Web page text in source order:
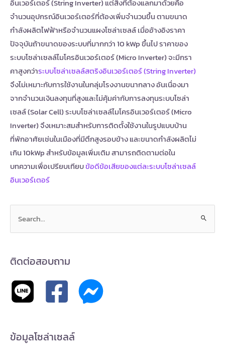
อินเวอร์เตอร์ (String Inverter) แต่สิ่งที่ต้องแลกมาด้วยคือ
จำนวนอุปกรณ์อินเวอร์เตอร์ที่ต้องเพิ่มจำนวนขึ้น ตามขนาด
กำลังผลิตไฟฟ้าหรือจำนวนแผงโซล่าเซลล์ เมื่ออ้างอิงราคา
ปัจจุบันถ้าขนาดของระบบที่มากกว่า 10 kWp ขึ้นไป ราคาของ
ระบบโซล่าเซลล์ไมโครอินเวอร์เตอร์ (Micro Inverter) จะมีกรา
คาสูงกว่าระบบโซล่าเซลล์สตริงอินเวอร์เตอร์ (String Inverter)
จึงไม่เหมาะกับการใช้งานในกลุ่มโรงงานขนากลาง อันเนื่องมา
จากจำนวนเงินลงทุนที่สูงและไม่คุ้มค่ากับการลงทุนระบบโซล่า
เซลล์ (Solar Cell) ระบบโซล่าเซลล์ไมโครอินเวอร์เตอร์ (Micro
Inverter) จึงเหมาะสมสำหรับการติดตั้งใช้งานในรูปแบบบ้าน
ที่พักอาศัยเช่นในเมืองที่มีตึกสูงรอบข้าง และขนาดกำลังผลิตไม่
เกิน 10kWp สำหรับข้อมูลเพิ่มเติมสามารถติดตามต่อใน
บทความเพื่อเปรียบเทียบข้อดีข้อเสียของแต่ละระบบโซล่าเซลล์
อินเวอร์เตอร์
Search
for:
ติดต่อสอบถาม
ข้อมูลโซล่าเซลล์